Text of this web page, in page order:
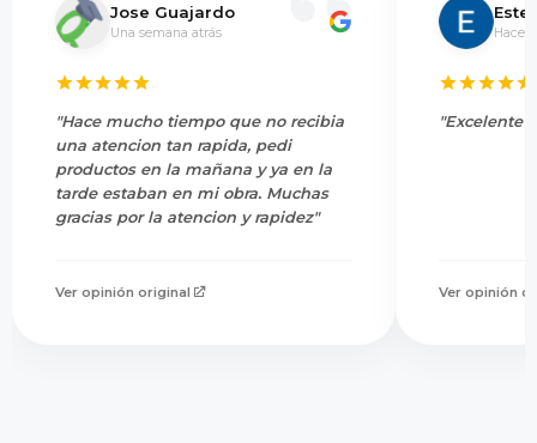
Jose Guajardo
Una semana atrás
"Hace mucho tiempo que no recibia
una atencion tan rapida, pedi
productos en la mañana y ya en la
tarde estaban en mi obra. Muchas
gracias por la atencion y rapidez"
Ver opinión original
Hace
"Excelente
Ver opinión